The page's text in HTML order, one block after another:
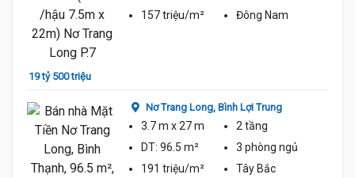
19 tỷ 500 triệu
157 triệu/m²
Đông Nam
Nơ Trang Long, Bình Lợi Trung
3.7 m x 27 m
2 tầng
DT: 96.5 m² 3 phòng ngủ
191 triệu/m²
Tây Bắc